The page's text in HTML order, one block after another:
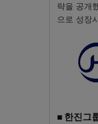
략을 공개
으로 성장
■ 한진그